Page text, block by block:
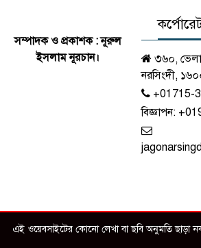
সম্পাদক ও প্রকাশক : নূরুল
ইসলাম নূরচান।
৩৬০,
নরসিংদী,
+01715-
বিজ্ঞাপন:
এই ওয়েবসাইটের কোনো লেখা বা ছবি অনুমতি ছাড়া